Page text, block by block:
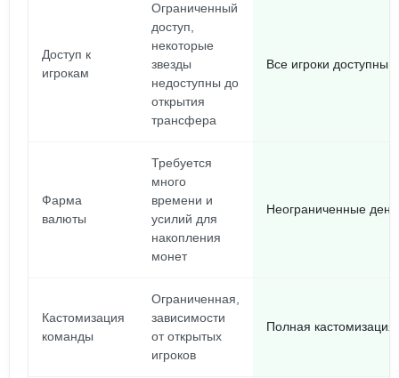
Доступ к
игрокам
Ограниченный
доступ,
некоторые
звезды
недоступны до
открытия
трансфера
Все игроки
Фарма
валюты
Требуется
много
времени и
усилий для
накопления
монет
Неограниченные
Кастомизация
команды
Ограниченная,
зависимости
от открытых
игроков
Полная